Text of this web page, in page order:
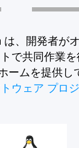
、開発者が
で共同作業
ームを提供し
ウェア プロ